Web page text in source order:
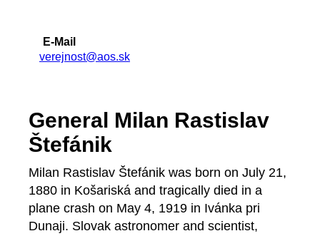
E-Mail
verejnost@aos.sk
General Milan Rastislav
Štefánik
Milan Rastislav Štefánik was born on July 21,
1880 in Košariská and tragically died in a
plane crash on May 4, 1919 in Ivánka pri
Dunaji. Slovak astronomer and scientist,